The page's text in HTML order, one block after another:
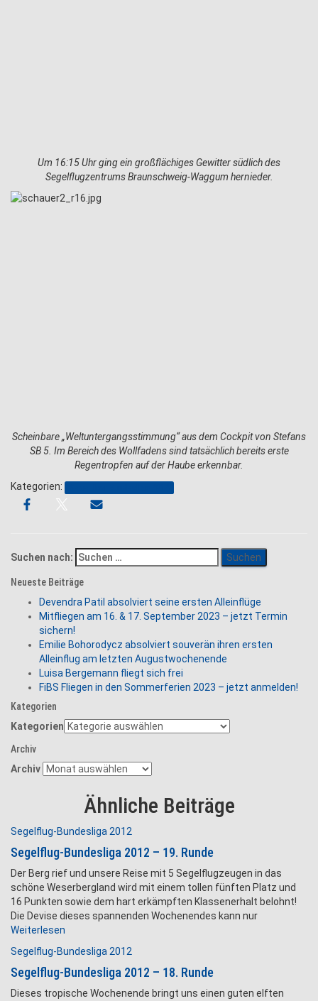
Um 16:15 Uhr ging ein großflächiges Gewitter südlich des
Segelflugzentrums Braunschweig-Waggum hernieder.
Scheinbare „Weltuntergangsstimmung“ aus dem Cockpit von Stefans
SB 5. Im Bereich des Wollfadens sind tatsächlich bereits erste
Regentropfen auf der Haube erkennbar.
Kategorien:
Suchen nach:
Neueste Beiträge
Devendra Patil absolviert seine ersten Alleinflüge
Mitfliegen am 16. & 17. September 2023 – jetzt Termin
sichern!
Emilie Bohorodycz absolviert souverän ihren ersten
Alleinflug am letzten Augustwochenende
Luisa Bergemann fliegt sich frei
FiBS Fliegen in den Sommerferien 2023 – jetzt anmelden!
Kategorien
Kategorien
Archiv
Archiv
Ähnliche Beiträge
Segelflug-Bundesliga 2012
Segelflug-Bundesliga 2012 – 19. Runde
Der Berg rief und unsere Reise mit 5 Segelflugzeugen in das
schöne Weserbergland wird mit einem tollen fünften Platz und
16 Punkten sowie dem hart erkämpften Klassenerhalt belohnt!
Die Devise dieses spannenden Wochenendes kann nur
Weiterlesen
Segelflug-Bundesliga 2012
Segelflug-Bundesliga 2012 – 18. Runde
Dieses tropische Wochenende bringt uns einen guten elften